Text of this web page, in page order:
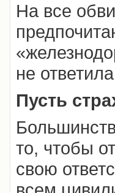
На все
не
Пусть
то, чтобы
свою